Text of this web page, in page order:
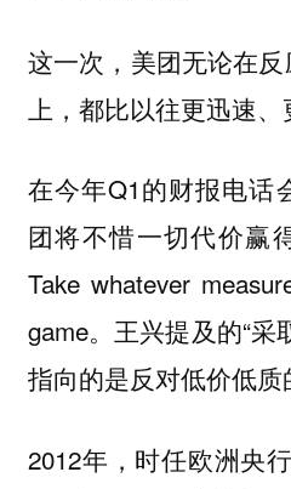
这一次，美团无论在
上，都比以往更迅速、
在今年Q1的财报电话
团将不惜一切代价赢
Take whatever
game。王兴提及的“采
指向的是反对低价低质
2012年，时任欧洲央